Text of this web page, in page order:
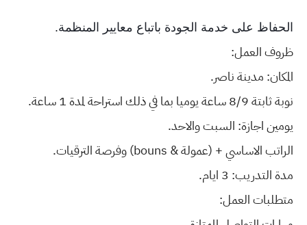
الحفاظ على خدمة الجودة باتباع معايير المنظمة.
ظروف العمل:
المكان: مدينة ناصر.
نوبة ثابتة 8/9 ساعة يوميا بما في ذلك استراحة لمدة 1 ساعة.
يومين اجازة: السبت والاحد.
الراتب الاساسي + (عمولة & bouns) وفرصة الترقيات.
مدة التدريب: 3 ايام.
متطلبات العمل: